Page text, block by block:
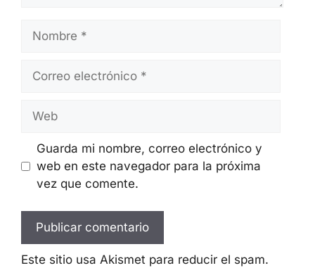
Nombre
Correo
Web
Guarda mi nombre, correo electrónico y
web en este navegador para la próxima
vez que comente.
Este sitio usa Akismet para reducir el spam.